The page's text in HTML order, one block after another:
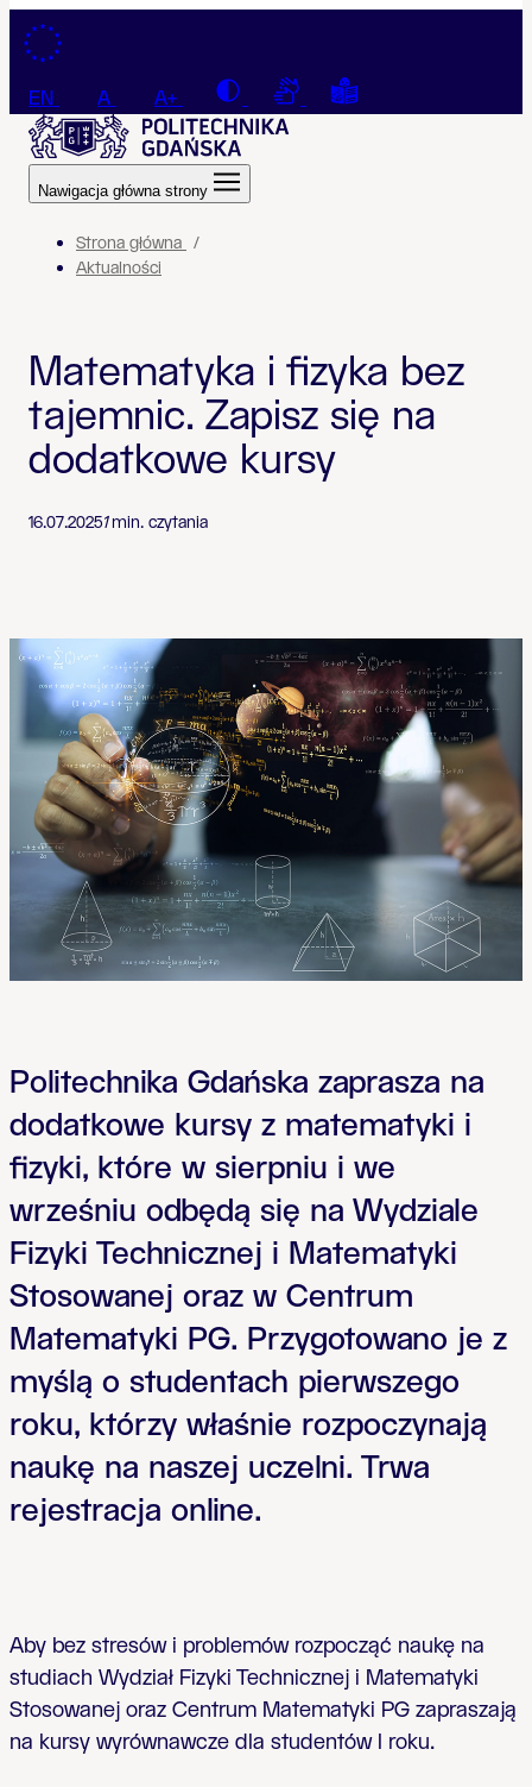
Przejdź do treści
EN A A+ Contrast Connection with a sign
Tekst łatwy do
Nawigacja główna strony
Strona główna
Aktualności
Matematyka i fizyka bez
tajemnic. Zapisz się na
dodatkowe kursy
16.07.20251min. czytania
Politechnika Gdańska zaprasza na
dodatkowe kursy z matematyki i
fizyki, które w sierpniu i we
wrześniu odbędą się na Wydziale
Fizyki Technicznej i Matematyki
Stosowanej oraz w Centrum
Matematyki PG. Przygotowano je z
myślą o studentach pierwszego
roku, którzy właśnie rozpoczynają
naukę na naszej uczelni. Trwa
rejestracja online.
Aby bez stresów i problemów rozpocząć naukę na
studiach Wydział Fizyki Technicznej i Matematyki
Stosowanej oraz Centrum Matematyki PG zapraszają
na kursy wyrównawcze dla studentów I roku.